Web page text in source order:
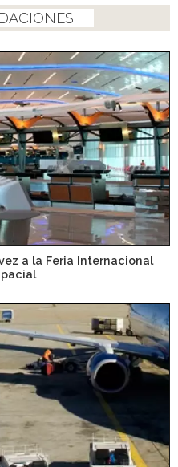
a la Feria Internacional